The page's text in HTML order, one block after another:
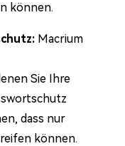
können.
Macrium
Sie Ihre
dass nur
können.